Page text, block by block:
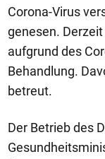
Corona-Virus
genesen.
aufgrund des
Behandlung.
betreut.
Der Betrieb des